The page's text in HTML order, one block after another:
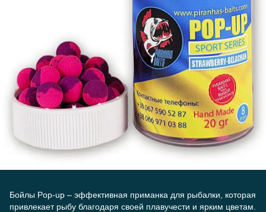
Бойлы Pop-up – эффективная приманка для рыбалки, которая
привлекает рыбу благодаря своей плавучести и ярким цветам.